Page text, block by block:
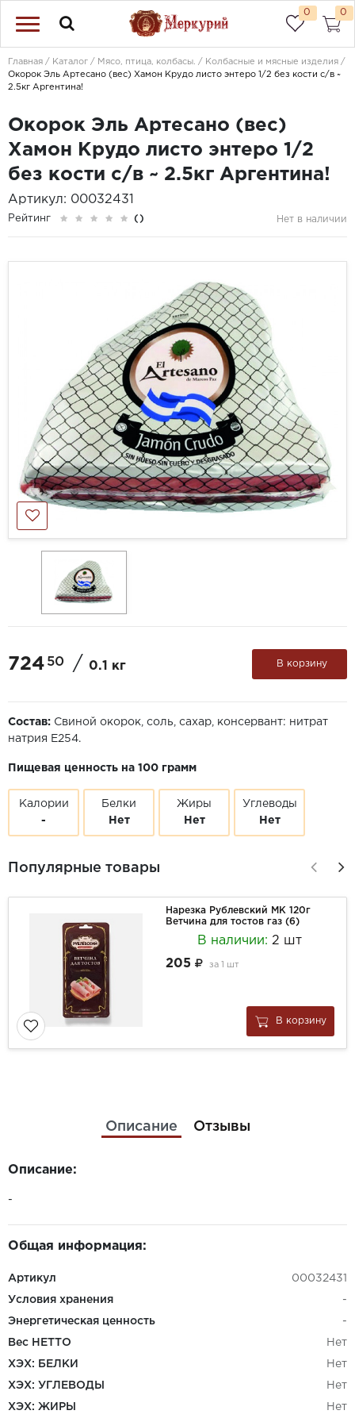
0 0
Главная Каталог Мясо, птица, колбасы.
Колбасные и мясные изделия
Окорок Эль Артесано (вес) Хамон Крудо листо энтеро 1/2 без кости с/в ~
2.5кг Аргентина!
Окорок Эль Артесано (вес)
Хамон Крудо листо энтеро 1/2
без кости с/в ~ 2.5кг Аргентина!
Артикул: 00032431
Рейтинг () Нет в наличии
724 50 / 0.1 кг В корзину
Состав: Свиной окорок, соль, сахар, консервант: нитрат
натрия Е254.
Пищевая ценность на 100 грамм
Калории
-
Белки
Нет
Жиры
Нет
Углеводы
Нет
Популярные товары
Нарезка Рублевский МК 120г
Ветчина для тостов газ (6)
В наличии:2 шт
205
за 1 шт
В корзину
Описание Отзывы
Описание:
-
Общая информация:
Артикул 00032431
Условия хранения -
Энергетическая ценность -
Вес НЕТТО Нет
ХЭХ: БЕЛКИ Нет
ХЭХ: УГЛЕВОДЫ Нет
ХЭХ: ЖИРЫ Нет